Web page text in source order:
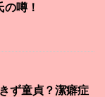
噂！
ず童貞？潔癖症